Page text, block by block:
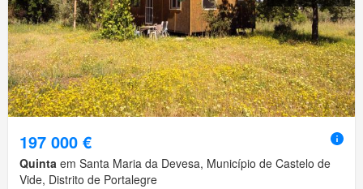
197 000 €
Quinta em Santa Maria da Devesa, Município de Castelo de
Vide, Distrito de Portalegre